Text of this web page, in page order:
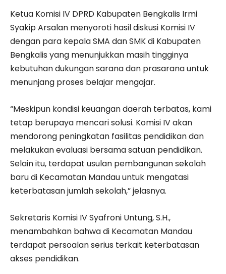
Ketua Komisi IV DPRD Kabupaten Bengkalis Irmi
Syakip Arsalan menyoroti hasil diskusi Komisi IV
dengan para kepala SMA dan SMK di Kabupaten
Bengkalis yang menunjukkan masih tingginya
kebutuhan dukungan sarana dan prasarana untuk
menunjang proses belajar mengajar.
“Meskipun kondisi keuangan daerah terbatas, kami
tetap berupaya mencari solusi. Komisi IV akan
mendorong peningkatan fasilitas pendidikan dan
melakukan evaluasi bersama satuan pendidikan.
Selain itu, terdapat usulan pembangunan sekolah
baru di Kecamatan Mandau untuk mengatasi
keterbatasan jumlah sekolah,” jelasnya.
Sekretaris Komisi IV Syafroni Untung, S.H.,
menambahkan bahwa di Kecamatan Mandau
terdapat persoalan serius terkait keterbatasan
akses pendidikan.